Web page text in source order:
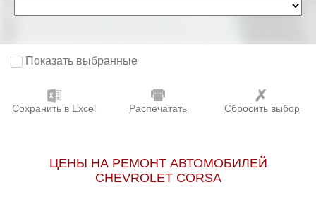
Показать выбранные
Сохранить в Excel Распечатать Сбросить выбор
ЦЕНЫ НА РЕМОНТ АВТОМОБИЛЕЙ
CHEVROLET CORSA